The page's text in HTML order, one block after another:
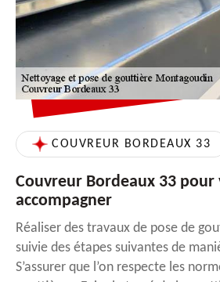
COUVREUR BORDEAUX 33
Couvreur Bordeaux 33 pour
accompagner
Réaliser des travaux de pose de
suivie des étapes suivantes de
S’assurer que l’on respecte les